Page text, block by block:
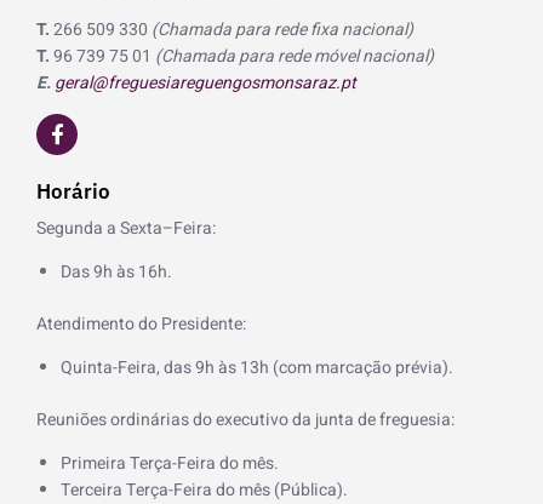
T.266 509 330 (Chamada para rede fixa nacional)
T.96 739 75 01 (Chamada para rede móvel nacional)
E.geral@freguesiareguengosmonsaraz.pt
F
a
c
e
b
o
o
k
Horário
Segunda a Sexta–Feira:
Das 9h às 16h.
Atendimento do Presidente:
Quinta-Feira, das 9h às 13h (com marcação prévia).
Reuniões ordinárias do executivo da junta de freguesia:
Primeira Terça-Feira do mês.
Terceira Terça-Feira do mês (Pública).